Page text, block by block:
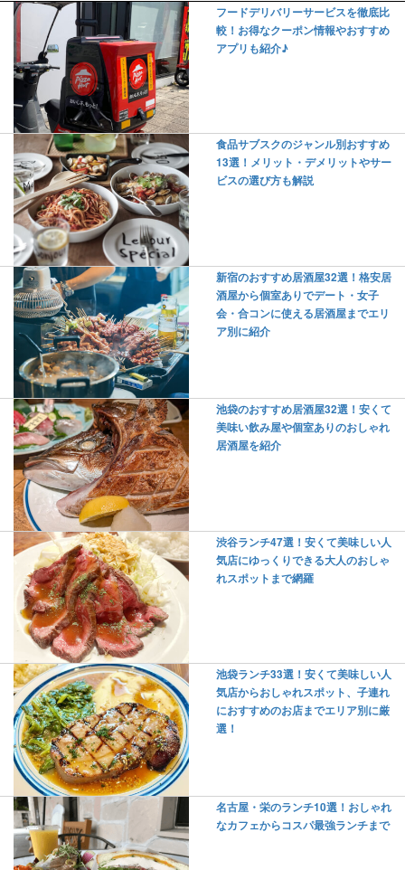
フードデリバリーサービスを徹底比
較！お得なクーポン情報やおすすめ
アプリも紹介♪
食品サブスクのジャンル別おすすめ
13選！メリット・デメリットやサー
ビスの選び方も解説
新宿のおすすめ居酒屋32選！格安居
酒屋から個室ありでデート・女子
会・合コンに使える居酒屋までエリ
ア別に紹介
池袋のおすすめ居酒屋32選！安くて
美味い飲み屋や個室ありのおしゃれ
居酒屋を紹介
渋谷ランチ47選！安くて美味しい人
気店にゆっくりできる大人のおしゃ
れスポットまで網羅
池袋ランチ33選！安くて美味しい人
気店からおしゃれスポット、子連れ
におすすめのお店までエリア別に厳
選！
名古屋・栄のランチ10選！おしゃれ
なカフェからコスパ最強ランチまで